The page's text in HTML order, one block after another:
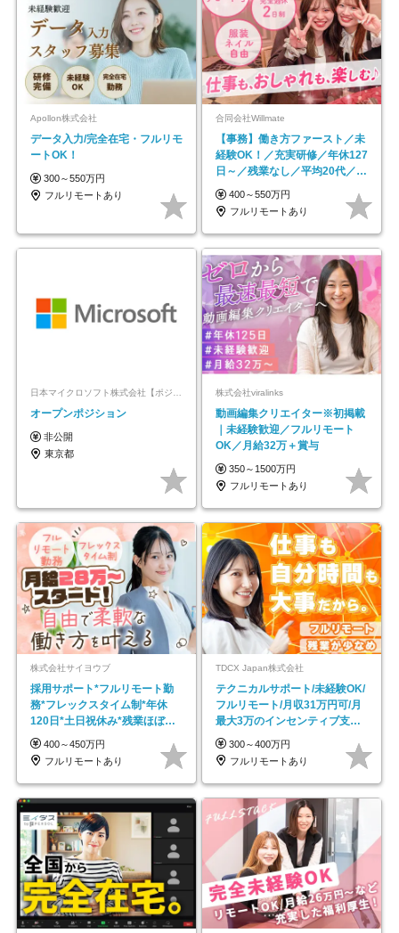
Apollon株式会社
データ入力/完全在宅・フルリモ
ートOK！
300～550万円
フルリモートあり
合同会社Willmate
【事務】働き方ファースト／未
経験OK！／充実研修／年休127
日～／残業なし／平均20代／リ
モートOK
400～550万円
フルリモートあり
日本マイクロソフト株式会社【ポジションマッチ登録】
オープンポジション
非公開
東京都
株式会社viralinks
動画編集クリエイター※初掲載
｜未経験歓迎／フルリモート
OK／月給32万＋賞与
350～1500万円
フルリモートあり
株式会社サイヨウブ
採用サポート*フルリモート勤
務*フレックスタイム制*年休
120日*土日祝休み*残業ほぼな
し*育児中社員8割以上
400～450万円
フルリモートあり
TDCX Japan株式会社
テクニカルサポート/未経験OK/
フルリモート/月収31万円可/月
最大3万のインセンティブ支給/
平均年齢33歳
300～400万円
フルリモートあり